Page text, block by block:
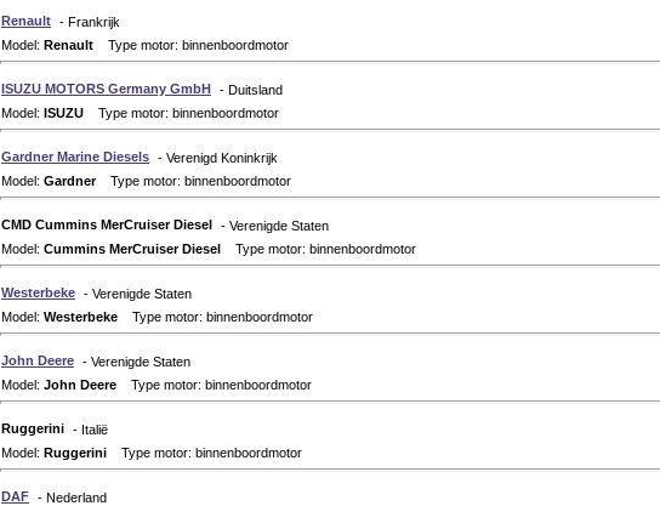
Renault - Frankrijk
Model: Renault Type motor: binnenboordmotor
ISUZU MOTORS Germany GmbH - Duitsland
Model: ISUZU Type motor: binnenboordmotor
Gardner Marine Diesels - Verenigd Koninkrijk
Model: GardnerType motor: binnenboordmotor
CMD Cummins MerCruiser Diesel - Verenigde Staten
Model: Cummins MerCruiser Diesel Type motor: binnenboordmotor
Westerbeke - Verenigde Staten
Model: Westerbeke Type motor: binnenboordmotor
John Deere - Verenigde Staten
Model: John Deere Type motor: binnenboordmotor
Ruggerini - Italië
Model: Ruggerini Type motor: binnenboordmotor
DAF - Nederland